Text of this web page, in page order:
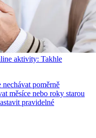
aktivity: Takhle
poměrně
měsíce nebo roky starou
pravidelné